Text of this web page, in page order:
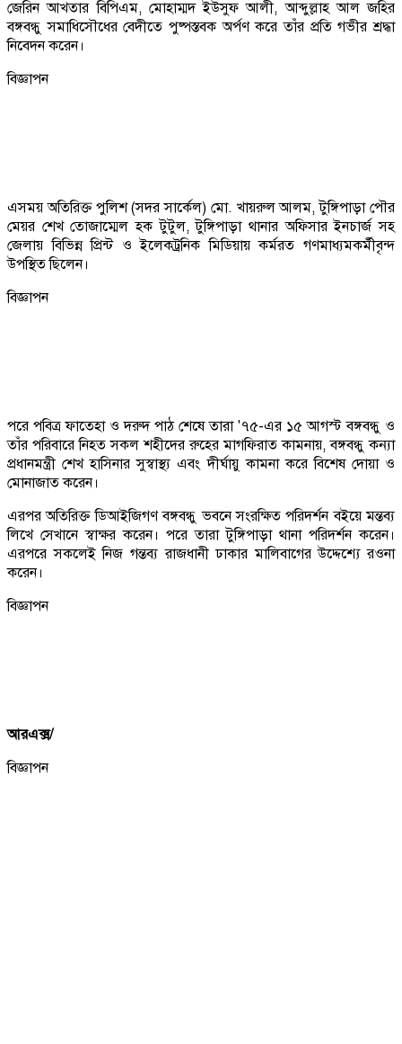
জেরিন আখতার বিপিএম, মোহাম্মদ ইউসুফ আলী, আব্দুল্লাহ আল জহির
বঙ্গবন্ধু সমাধিসৌধের বেদীতে পুষ্পস্তবক অর্পণ করে তাঁর প্রতি গভীর শ্রদ্ধা
নিবেদন করেন।
বিজ্ঞাপন
এসময় অতিরিক্ত পুলিশ (সদর সার্কেল) মো. খায়রুল আলম, টুঙ্গিপাড়া পৌর
মেয়র শেখ তোজাম্মেল হক টুটুল, টুঙ্গিপাড়া থানার অফিসার ইনচার্জ সহ
জেলায় বিভিন্ন প্রিন্ট ও ইলেকট্রনিক মিডিয়ায় কর্মরত গণমাধ্যমকর্মীবৃন্দ
উপস্থিত ছিলেন।
বিজ্ঞাপন
পরে পবিত্র ফাতেহা ও দরুদ পাঠ শেষে তারা '৭৫-এর ১৫ আগস্ট বঙ্গবন্ধু ও
তাঁর পরিবারে নিহত সকল শহীদের রুহের মাগফিরাত কামনায়, বঙ্গবন্ধু কন্যা
প্রধানমন্ত্রী শেখ হাসিনার সুস্বাস্থ্য এবং দীর্ঘায়ু কামনা করে বিশেষ দোয়া ও
মোনাজাত করেন।
এরপর অতিরিক্ত ডিআইজিগণ বঙ্গবন্ধু ভবনে সংরক্ষিত পরিদর্শন বইয়ে মন্তব্য
লিখে সেখানে স্বাক্ষর করেন। পরে তারা টুঙ্গিপাড়া থানা পরিদর্শন করেন।
এরপরে সকলেই নিজ গন্তব্য রাজধানী ঢাকার মালিবাগের উদ্দেশ্যে রওনা
করেন।
বিজ্ঞাপন
আরএক্স/
বিজ্ঞাপন